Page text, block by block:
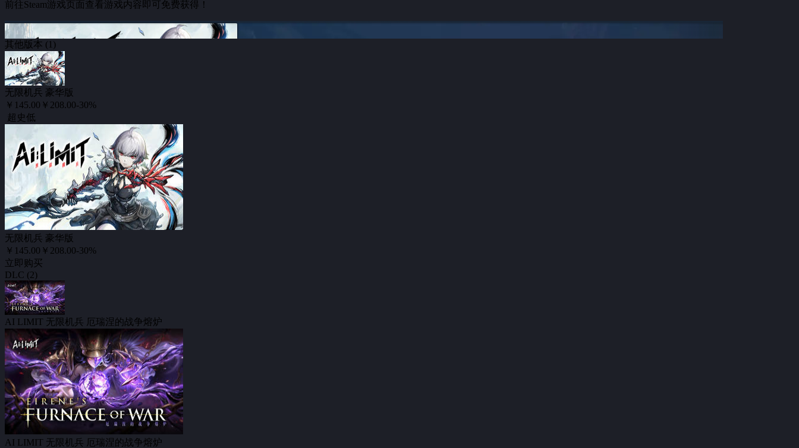
前往Steam游戏页面查看游戏内容即可免费获得！
“厄瑞涅的战争熔炉” 将延续《无限机兵》本篇结局之后的故事；在教会陨落后，开启前往北部教区的旅程。
其他版本 (1)
无限机兵 豪华版
￥145.00 ￥208.00-30%
超史低
无限机兵 豪华版
￥145.00 ￥208.00-30%
立即购买
DLC (2)
AI LIMIT 无限机兵 厄瑞涅的战争熔炉
AI LIMIT 无限机兵 厄瑞涅的战争熔炉